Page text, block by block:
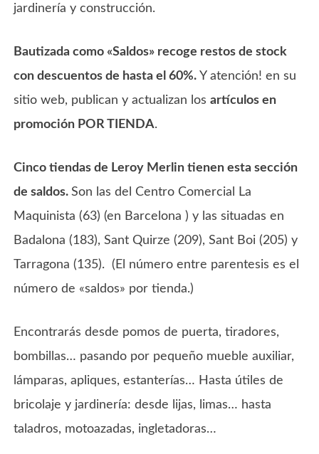
jardinería y construcción.
Bautizada como «Saldos» recoge restos de stock
con descuentos de hasta el 60%. Y atención! en su
sitio web, publican y actualizan losartículos en
promoción POR TIENDA.
Cinco tiendas de Leroy Merlin tienen esta sección
de saldos.Son las del Centro Comercial La
Maquinista (63) (en Barcelona ) y las situadas en
Badalona (183), Sant Quirze (209), Sant Boi (205) y
Tarragona (135). (El número entre parentesis es el
número de «saldos» por tienda.)
Encontrarás desde pomos de puerta, tiradores,
bombillas… pasando por pequeño mueble auxiliar,
lámparas, apliques, estanterías… Hasta útiles de
bricolaje y jardinería: desde lijas, limas… hasta
taladros, motoazadas, ingletadoras…